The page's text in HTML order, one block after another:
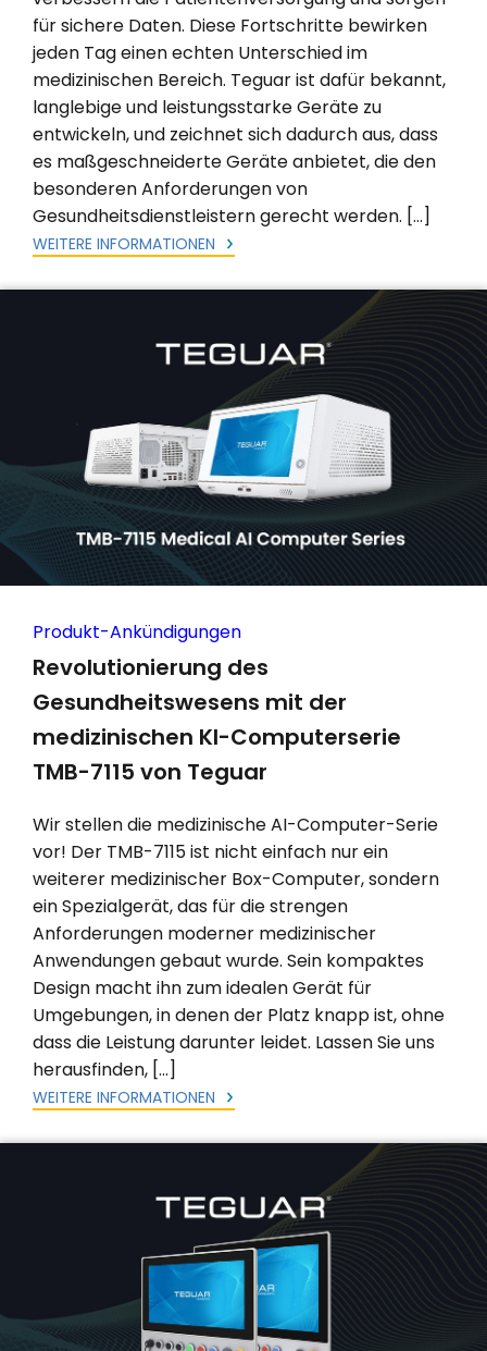
für sichere Daten. Diese Fortschritte bewirken
jeden Tag einen echten Unterschied im
medizinischen Bereich. Teguar ist dafür bekannt,
langlebige und leistungsstarke Geräte zu
entwickeln, und zeichnet sich dadurch aus, dass
es maßgeschneiderte Geräte anbietet, die den
besonderen Anforderungen von
Gesundheitsdienstleistern gerecht werden. […]
WEITERE INFORMATIONEN
Produkt-Ankündigungen
Revolutionierung des
Gesundheitswesens mit der
medizinischen KI-Computerserie
TMB-7115 von Teguar
Wir stellen die medizinische AI-Computer-Serie
vor! Der TMB-7115 ist nicht einfach nur ein
weiterer medizinischer Box-Computer, sondern
ein Spezialgerät, das für die strengen
Anforderungen moderner medizinischer
Anwendungen gebaut wurde. Sein kompaktes
Design macht ihn zum idealen Gerät für
Umgebungen, in denen der Platz knapp ist, ohne
dass die Leistung darunter leidet. Lassen Sie uns
herausfinden, […]
WEITERE INFORMATIONEN